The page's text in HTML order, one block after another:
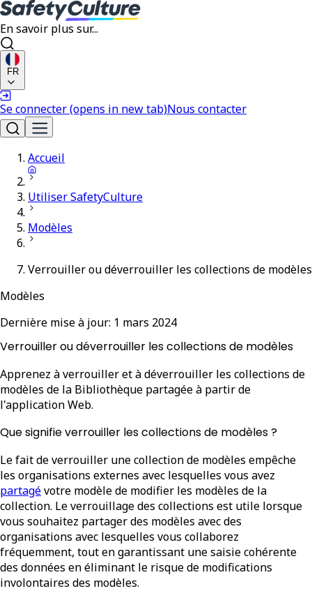
En savoir plus sur...
FR
Se connecter(opens in new tab)Nous contacter
Accueil
Utiliser SafetyCulture
Modèles
Verrouiller ou déverrouiller les collections de modèles
Modèles
Dernière mise à jour: 1 mars 2024
Verrouiller ou déverrouiller les collections de modèles
Apprenez à verrouiller et à déverrouiller les collections de
modèles de la Bibliothèque partagée à partir de
l'application Web.
Que signifie verrouiller les collections de modèles ?
Le fait de verrouiller une collection de modèles empêche
les organisations externes avec lesquelles vous avez
partagévotre modèle de modifier les modèles de la
collection. Le verrouillage des collections est utile lorsque
vous souhaitez partager des modèles avec des
organisations avec lesquelles vous collaborez
fréquemment, tout en garantissant une saisie cohérente
des données en éliminant le risque de modifications
involontaires des modèles.